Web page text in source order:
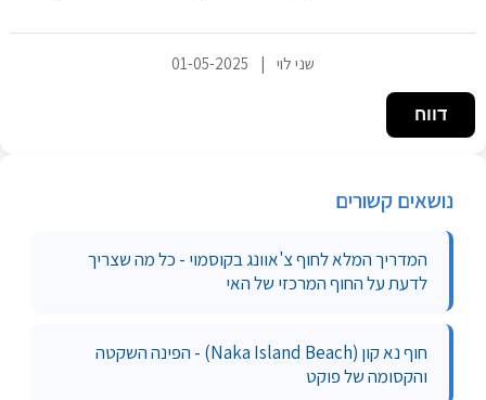
שני לוי |
01-05-2025
דווח
נושאים קשורים
המדריך המלא לחוף צ'אוונג בקוסמוי - כל מה שצריך
לדעת על החוף המרכזי של האי
חוף נא קון (Naka Island Beach) - הפינה השקטה
והקסומה של פוקט